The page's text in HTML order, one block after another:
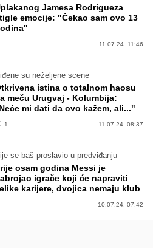
Jamesa Rodrigueza
emocije: "Čekao sam ovo 13
11.07.24. 11:46
su neželjene scene
istina o totalnom haosu
meču Urugvaj - Kolumbija:
mi dati da ovo kažem, ali..."
1 11.07.24. 08:37
se baš proslavio u predviđanju
osam godina Messi je
igrače koji će napraviti
karijere, dvojica nemaju klub
10.07.24. 07:42